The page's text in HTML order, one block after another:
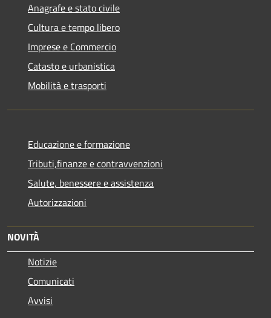
Anagrafe e stato civile
Cultura e tempo libero
Imprese e Commercio
Catasto e urbanistica
Mobilità e trasporti
Educazione e formazione
Tributi,finanze e contravvenzioni
Salute, benessere e assistenza
Autorizzazioni
NOVITÀ
Notizie
Comunicati
Avvisi